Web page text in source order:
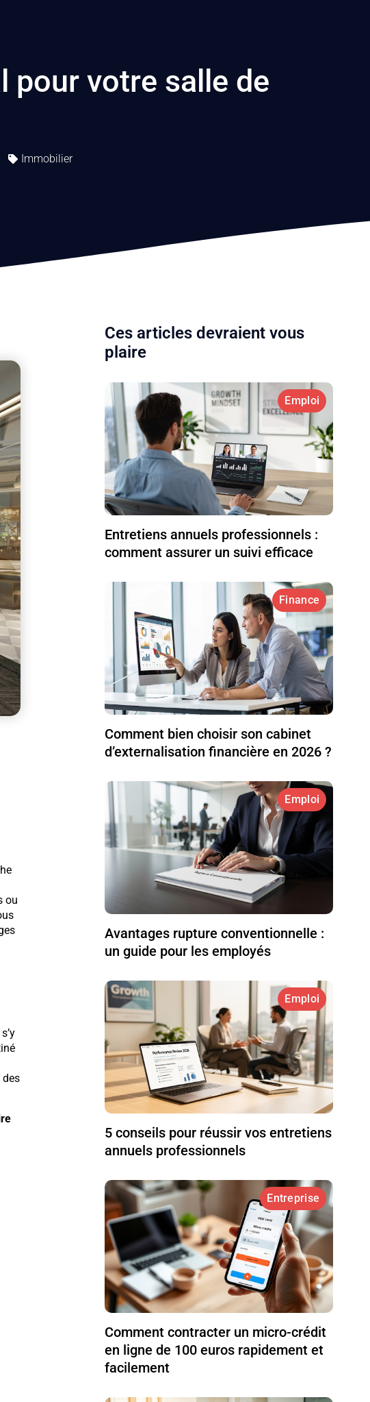
pour votre salle de
Immobilier
ou
Ces articles devraient vous
plaire
Emploi
Entretiens annuels professionnels :
comment assurer un suivi efficace
Finance
Comment bien choisir son cabinet
d’externalisation financière en 2026 ?
Emploi
Avantages rupture conventionnelle :
un guide pour les employés
Emploi
5 conseils pour réussir vos entretiens
annuels professionnels
Entreprise
Comment contracter un micro-crédit
en ligne de 100 euros rapidement et
facilement